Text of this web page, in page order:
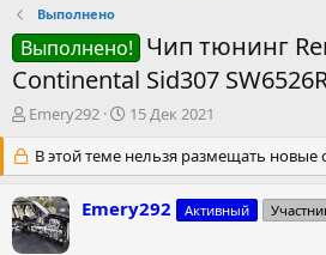
Выполнено
Выполнено! Чип тюнинг
Continental Sid307
А
т
о
р
т
е
Emery292
Д
т
а
а
15 Дек 2021
В этой теме нельзя размещать новые
Emery292 Активный